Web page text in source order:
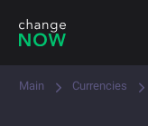
Main Currencies